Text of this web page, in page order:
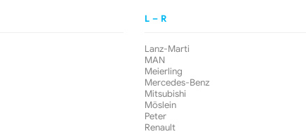
L – R
Lanz-Marti
MAN
Meierling
Mercedes-Benz
Mitsubishi
Möslein
Peter
Renault